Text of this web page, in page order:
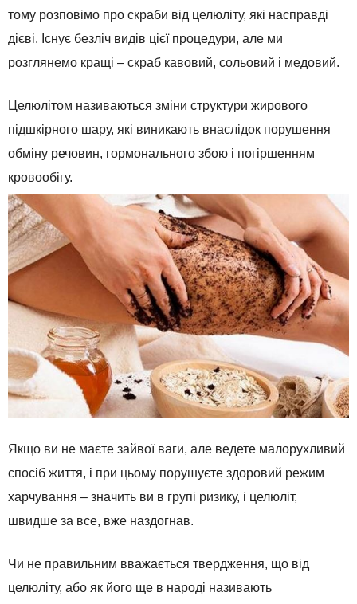
тому розповімо про скраби від целюліту, які насправді
дієві. Існує безліч видів цієї процедури, але ми
розглянемо кращі – скраб кавовий, сольовий і медовий.
Целюлітом називаються зміни структури жирового
підшкірного шару, які виникають внаслідок порушення
обміну речовин, гормонального збою і погіршенням
кровообігу.
Якщо ви не маєте зайвої ваги, але ведете малорухливий
спосіб життя, і при цьому порушуєте здоровий режим
харчування – значить ви в групі ризику, і целюліт,
швидше за все, вже наздогнав.
Чи не правильним вважається твердження, що від
целюліту, або як його ще в народі називають